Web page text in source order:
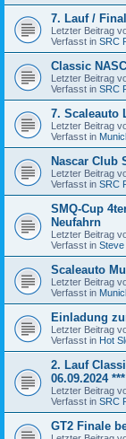
7. Lauf /
Letzter Beitrag
Verfasst in SRC
Classic
Letzter Beitrag
Verfasst in SRC
7. Scaleauto
Letzter Beitrag
Verfasst in
Nascar Club
Letzter Beitrag
Verfasst in SRC
SMQ-Cup
Neufahrn
Letzter Beitrag
Verfasst in
Scaleauto
Letzter Beitrag
Verfasst in
Einladung
Letzter Beitrag
Verfasst in Hot
2. Lauf
06.09.2024
Letzter Beitrag
Verfasst in SRC
GT2 Finale